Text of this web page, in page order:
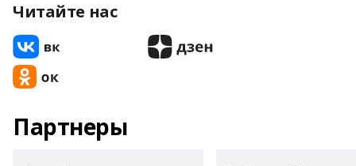
Читайте нас
Партнеры